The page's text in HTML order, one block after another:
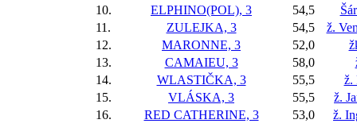
10.
ELPHINO(POL), 3 54,5
11.
ZULEJKA, 3 54,5
ž.
12.
MARONNE, 3 52,0
13.
CAMAIEU, 3 58,0
14.
WLASTIČKA, 3 55,5
ž.
15.
VLÁSKA, 3 55,5
ž.
16.
RED CATHERINE, 3 53,0 ž.